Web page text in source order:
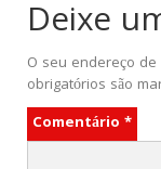
Deixe
O seu endereço
obrigatórios são
Comentário *